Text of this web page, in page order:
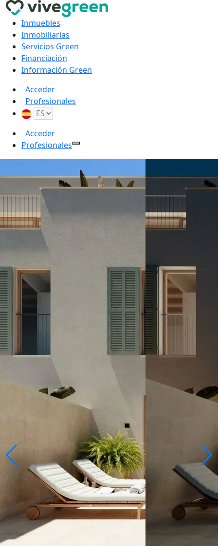
Inmuebles
Inmobiliarias
Servicios Green
Financiación
Información Green
Acceder
Profesionales
Acceder
Profesionales